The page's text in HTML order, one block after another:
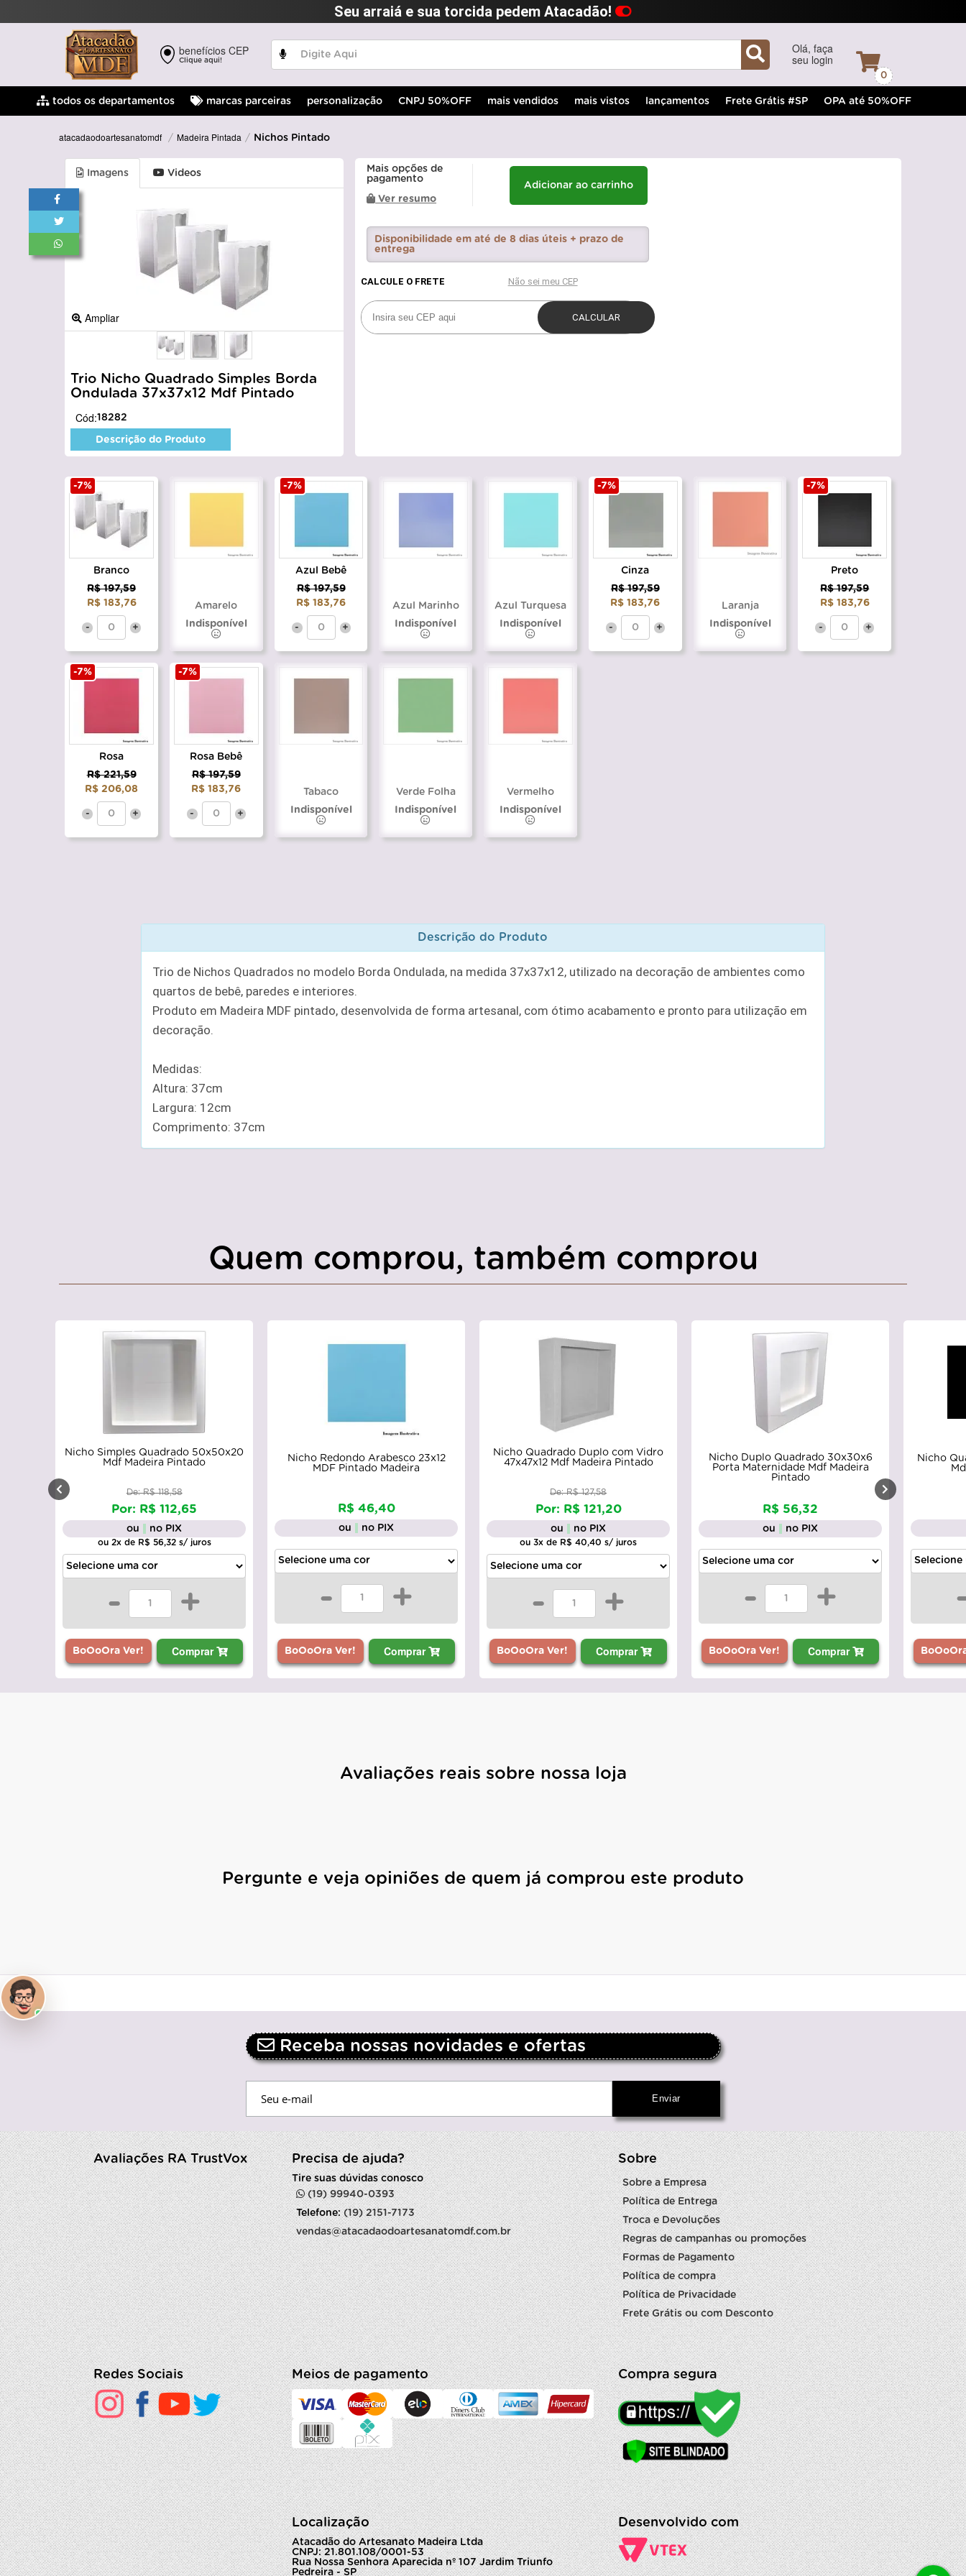
Seu arraiá e sua torcida pedem Atacadão!
benefícios CEP
Clique aqui!
Olá, faça
seu login
0
todos os departamentos marcas parceiras personalização CNPJ 50%OFF mais vendidos mais vistos lançamentos Frete Grátis #SP OPA até 50%OFF
atacadaodoartesanatomdf Madeira Pintada Nichos Pintado
Imagens Videos
Ampliar
Trio Nicho Quadrado Simples Borda
Ondulada 37x37x12 Mdf Pintado
Cód:18282
Descrição do Produto
Mais opções de
pagamento
Ver resumo
Adicionar ao carrinho
Disponibilidade em até de 8 dias úteis + prazo de
entrega
Branco
R$ 197,59
R$ 183,76
- +
-7%
Amarelo
Indisponível
Azul Bebê
R$ 197,59
R$ 183,76
- +
-7%
Azul Marinho
Indisponível
Azul Turquesa
Indisponível
Cinza
R$ 197,59
R$ 183,76
- +
-7%
Laranja
Indisponível
Preto
R$ 197,59
R$ 183,76
- +
-7%
Rosa
R$ 221,59
R$ 206,08
- +
-7%
Rosa Bebê
R$ 197,59
R$ 183,76
- +
-7%
Tabaco
Indisponível
Verde Folha
Indisponível
Vermelho
Indisponível
Descrição do Produto
Trio de Nichos Quadrados no modelo Borda Ondulada, na medida 37x37x12, utilizado na decoração de ambientes como
quartos de bebê, paredes e interiores.
Produto em Madeira MDF pintado, desenvolvida de forma artesanal, com ótimo acabamento e pronto para utilização em
decoração.
Medidas:
Altura: 37cm
Largura: 12cm
Comprimento: 37cm
Quem comprou, também comprou
Nicho Simples Quadrado 50x50x20
Mdf Madeira Pintado
De: R$ 118,58
Por: R$ 112,65
ou no PIX
ou 2x de R$ 56,32 s/ juros
- +
BoOoOra Ver! Comprar
Nicho Redondo Arabesco 23x12
MDF Pintado Madeira
R$ 46,40
ou no PIX
- +
BoOoOra Ver! Comprar
Nicho Quadrado Duplo com Vidro
47x47x12 Mdf Madeira Pintado
De: R$ 127,58
Por: R$ 121,20
ou no PIX
ou 3x de R$ 40,40 s/ juros
- +
BoOoOra Ver! Comprar
Nicho Duplo Quadrado 30x30x6
Porta Maternidade Mdf Madeira
Pintado
R$ 56,32
ou no PIX
- +
BoOoOra Ver! Comprar
Nicho
Avaliações reais sobre nossa loja
Pergunte e veja opiniões de quem já comprou este produto
Receba nossas novidades e ofertas
Avaliações RA TrustVox Precisa de ajuda?
Tire suas dúvidas conosco
(19) 99940-0393
Telefone:(19) 2151-7173
vendas@atacadaodoartesanatomdf.com.br
Sobre
Sobre a Empresa
Política de Entrega
Troca e Devoluções
Regras de campanhas ou promoções
Formas de Pagamento
Política de compra
Política de Privacidade
Frete Grátis ou com Desconto
Redes Sociais Meios de pagamento Compra segura
Localização
Atacadão do Artesanato Madeira Ltda
CNPJ: 21.801.108/0001-53
Rua Nossa Senhora Aparecida nº 107 Jardim Triunfo
Pedreira - SP
Desenvolvido com